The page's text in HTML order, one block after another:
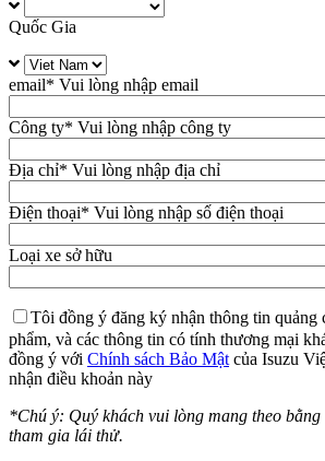
Quốc Gia
email* Vui lòng nhập email
Công ty* Vui lòng nhập công ty
Địa chỉ* Vui lòng nhập địa chỉ
Điện thoại* Vui lòng nhập số điện thoại
Loại xe sở hữu
Tôi đồng ý đăng ký nhận thông tin quảng
phẩm, và các thông tin có tính thương mại
đồng ý với Chính sách Bảo Mật của Isuzu
nhận điều khoản này
*Chú ý: Quý khách vui lòng mang theo
tham gia lái thử.